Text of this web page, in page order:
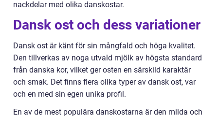
nackdelar med olika danskostar.
Dansk ost och dess variationer
Dansk ost är känt för sin mångfald och höga kvalitet.
Den tillverkas av noga utvald mjölk av högsta standard
från danska kor, vilket ger osten en särskild karaktär
och smak. Det finns flera olika typer av dansk ost, var
och en med sin egen unika profil.
En av de mest populära danskostarna är den milda och